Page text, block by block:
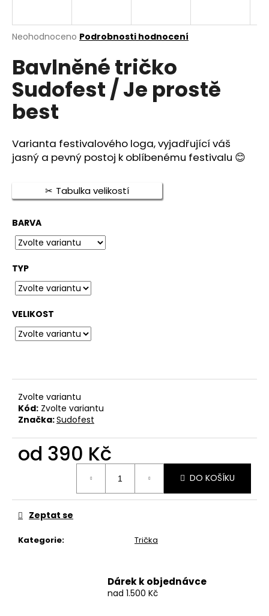
Průměrné
produktu
je
0,0
z
5
hvězdiček.
Neohodnoceno Podrobnosti hodnocení
Bavlněné tričko
Sudofest / Je prostě
best
Varianta festivalového loga, vyjadřující váš
jasný a pevný postoj k oblíbenému festivalu 😊
Tabulka velikostí
BARVA
TYP
VELIKOST
Zvolte variantu
Kód: Zvolte variantu
Značka:Sudofest
od 390 Kč
DO KOŠÍKU
Kategorie: Trička
Zeptat se
Dárek k objednávce
nad 1.500 Kč
j
í
t
?
HLEDAT
o
p
o
č
u
j
e
m
e
TRIČKO
KRABATHOR
ONLY
OUR
WELCOME...